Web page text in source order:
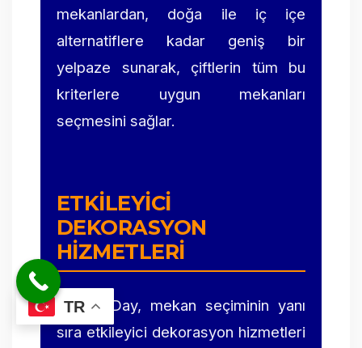
mekanlardan, doğa ile iç içe
alternatiflere kadar geniş bir
yelpaze sunarak, çiftlerin tüm bu
kriterlere uygun mekanları
seçmesini sağlar.
ETKILEYICI
DEKORASYON
HIZMETLERI
Happy Day, mekan seçiminin yanı
sıra etkileyici dekorasyon hizmetleri
TR